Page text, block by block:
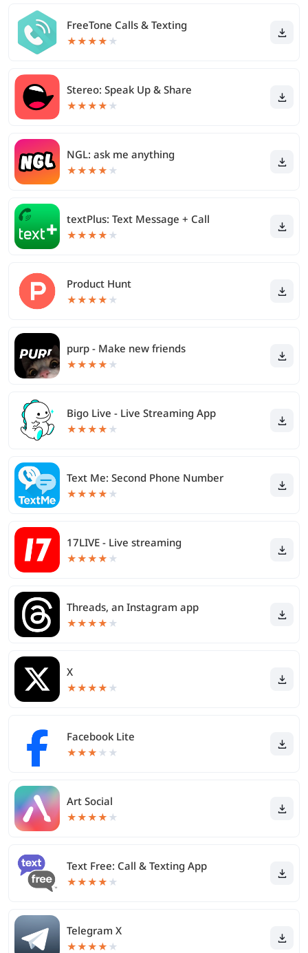
FreeTone Calls & Texting
★★★★ ★
Stereo: Speak Up & Share
★★★★ ★
NGL: ask me anything
★★★★ ★
textPlus: Text Message + Call
★★★★ ★
Product Hunt
★★★★ ★
purp - Make new friends
★★★★ ★
Bigo Live - Live Streaming App
★★★★ ★
Text Me: Second Phone Number
★★★★ ★
17LIVE - Live streaming
★★★★ ★
Threads, an Instagram app
★★★★ ★
X
★★★★ ★
Facebook Lite
★★★ ★ ★
Art Social
★★★★ ★
Text Free: Call & Texting App
★★★★ ★
Telegram X
★★★★ ★